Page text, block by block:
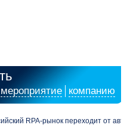
мероприятие компанию
RPA-рынок переходит от